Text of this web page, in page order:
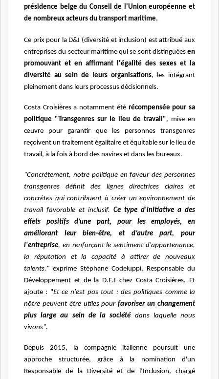
présidence belge du Conseil de l'Union européenne et
de nombreux acteurs du transport maritime.
Ce prix pour la D&I (diversité et inclusion) est attribué aux
entreprises du secteur maritime qui se sont distinguées en
promouvant et en affirmant l'égalité des sexes et la
diversité au sein de leurs organisations, les intégrant
pleinement dans leurs processus décisionnels.
Costa Croisières a notamment été récompensée pour sa
politique "Transgenres sur le lieu de travail", mise en
œuvre pour garantir que les personnes transgenres
reçoivent un traitement égalitaire et équitable sur le lieu de
travail, à la fois à bord des navires et dans les bureaux.
"Concrètement, notre politique en faveur des personnes
transgenres définit des lignes directrices claires et
concrètes qui contribuent à créer un environnement de
travail favorable et inclusif. Ce type d'initiative a des
effets positifs d’une part, pour les employés, en
améliorant leur bien-être, et d’autre part, pour
l'entreprise, en renforçant le sentiment d'appartenance,
la réputation et la capacité à attirer de nouveaux
talents." exprime Stéphane Codeluppi, Responsable du
Développement et de la D.E.I chez Costa Croisières. Et
ajoute : "Et ce n'est pas tout : des politiques comme la
nôtre peuvent être utiles pourfavoriser un changement
plus large au sein de la société dans laquelle nous
vivons".
Depuis 2015, la compagnie italienne poursuit une
approche structurée, grâce à la nomination d'un
Responsable de la Diversité et de l’Inclusion, chargé